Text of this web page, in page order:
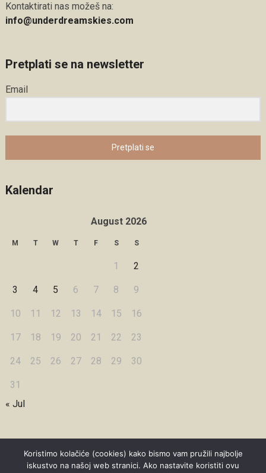
Kontaktirati nas možeš na:
info@underdreamskies.com
Pretplati se na newsletter
Email
Pretplati se
Kalendar
August 2026
M T W T F S S
1 2
3 4 5 6 7 8 9
10 11 12 13 14 15 16
17 18 19 20 21 22 23
24 25 26 27 28 29 30
31
« Jul
Copyright © 2026 Under Dreamskies
Koristimo kolačiće (cookies) kako bismo vam pružili najbolje
iskustvo na našoj web stranici. Ako nastavite koristiti ovu